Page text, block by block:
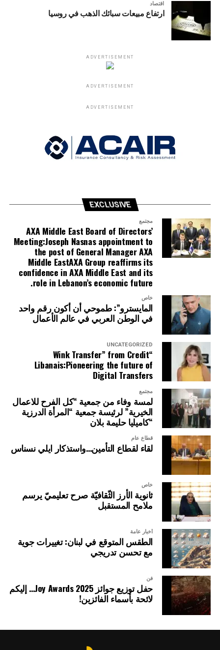
اقتصاد
ارتفاع مبيعات سبائك الذهب في روسيا
ADVERTISEMENT
ADVERTISEMENT
ADVERTISEMENT
EXCLUSIVE
مجتمع
AXA Middle East Board of Directors’
Meeting:Joseph Nasnas appointment to
the post of General Manager AXA
Middle EastAXA Group reaffirms its
confidence in AXA Middle East and its
role in Lebanon’s economic future.
خاص
المايسترو”: طموحي أن أكون رقم واحد
في الوطن العربي في عالم الأعمال
UNCATEGORIZED
“Wink Transfer” from Credit
Libanais:Pioneering the future of
Digital Transfers
مجتمع
لمسة وفاء من جمعية “كل الفرح للاعمال
الخيرية” لرئيسة جمعية “المرأة الدرزية
“كاميليا حليمة بلان
قطاع عام
لقاء لقطاع التأمين…واستذكار ايلي نسناس
خاص
ثانوية الأرز الثّقافيّة صرح تعليميّ يرسم
ملامح المستقبل
أخبار عامة
الطقس المتوقع في لبنان: تغييرات جوية
مع تحسن تدريجي
فن
حفل توزيع جوائز Joy Awards 2025… إليكم
لائحة بأسماء الفائزين!